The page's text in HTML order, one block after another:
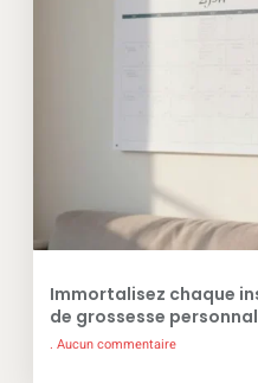
Immortalisez chaque
de grossesse
Aucun commentaire